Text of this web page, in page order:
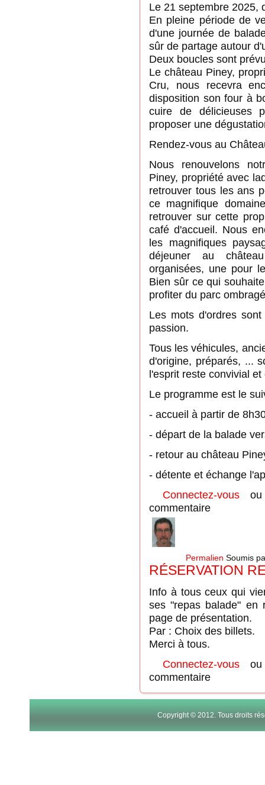
Le 21 septembre 2025,
En pleine période de
d'une journée de
sûr de partage autour
Deux boucles sont
Le château Piney,
Cru, nous recevra
disposition son four à
cuire de délicieuses
proposer une
Rendez-vous au
Nous renouvelons
Piney, propriété avec
retrouver tous les ans
ce magnifique
retrouver sur cette
café d'accueil. Nous
les magnifiques
déjeuner au
organisées, une pour
Bien sûr ce qui
profiter du parc
Les mots d'ordres
passion.
Tous les véhicules,
d'origine, préparés, ...
l'esprit reste convivial
Le programme est le
- accueil à partir de
- départ de la balade
- retour au château
- détente et échange
Connectez-vous
commentaire
Permalien Soumis
RÉSERVATION
Info à tous ceux qui
ses "repas balade" en
page de présentation.
Par : Choix des billets.
Merci à tous.
Connectez-vous
commentaire
Copyright © 2012. Tous droits